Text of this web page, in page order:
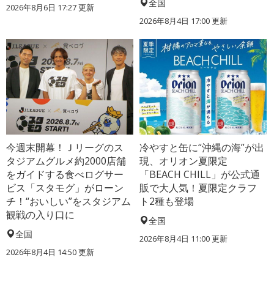
2026年8月6日 17:27更新 全国
2026年8月4日 17:00更新
今週末開幕！Ｊリーグのス
タジアムグルメ約2000店舗
をガイドする食べログサー
ビス「スタモグ」がローン
チ！“おいしい”をスタジアム
観戦の入り口に
全国
2026年8月4日 14:50更新
冷やすと缶に“沖縄の海”が出
現、オリオン夏限定
「BEACH CHILL」が公式通
販で大人気！夏限定クラフ
ト2種も登場
全国
2026年8月4日 11:00更新